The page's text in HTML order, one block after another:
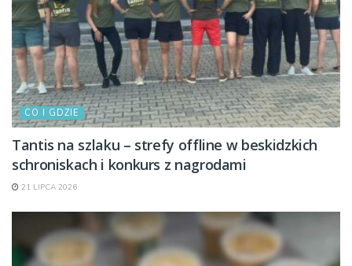
CO I GDZIE
Tantis na szlaku – strefy offline w beskidzkich
schroniskach i konkurs z nagrodami
21 LIPCA 2026